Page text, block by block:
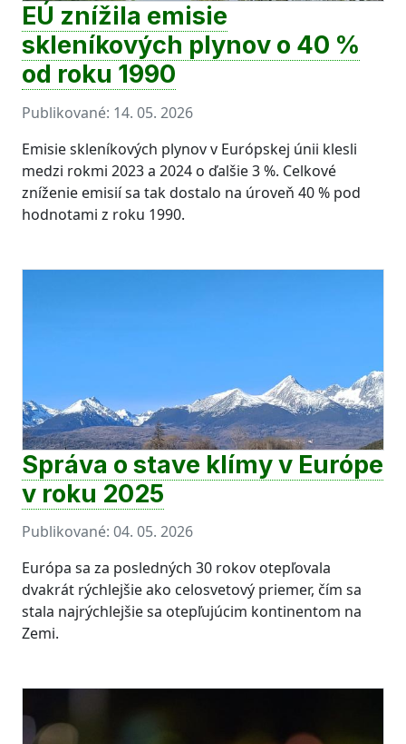
EÚ znížila emisie
skleníkových plynov o 40 %
od roku 1990
Publikované: 14. 05. 2026
Emisie skleníkových plynov v Európskej únii klesli
medzi rokmi 2023 a 2024 o ďalšie 3 %. Celkové
zníženie emisií sa tak dostalo na úroveň 40 % pod
hodnotami z roku 1990.
Správa o stave klímy v Európe
v roku 2025
Publikované: 04. 05. 2026
Európa sa za posledných 30 rokov otepľovala
dvakrát rýchlejšie ako celosvetový priemer, čím sa
stala najrýchlejšie sa otepľujúcim kontinentom na
Zemi.